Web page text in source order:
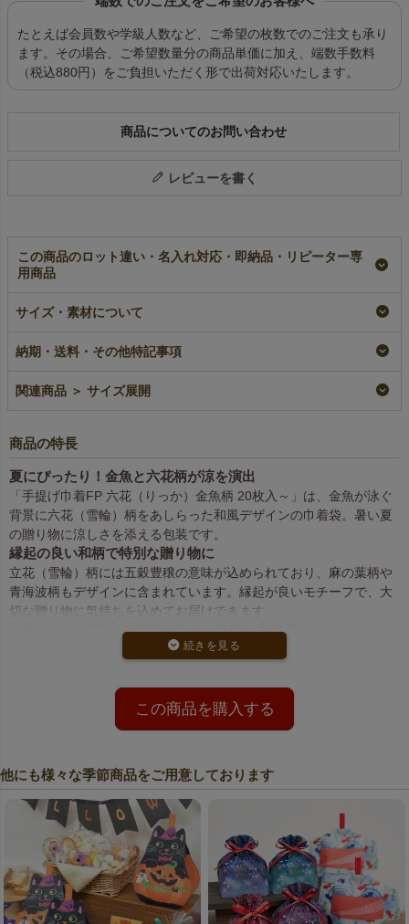
たとえば会員数や学級人数など、ご希望の枚数でのご注文も承り
ます。その場合、ご希望数量分の商品単価に加え、端数手数料
（税込880円）をご負担いただく形で出荷対応いたします。
商品についてのお問い合わせ
レビューを書く
この商品のロット違い・名入れ対応・即納品・リピーター専
用商品
金魚｜不織布ラッピン
グ袋｜20枚入
即納品
布ラッピング袋｜20枚
入～
サイズ・素材について
納期・送料・その他特記事項
関連商品 ＞ サイズ展開
商品の特長
夏にぴったり！金魚と六花柄が涼を演出
「手提げ巾着FP 六花（りっか）金魚柄 20枚入～」は、金魚が泳ぐ
背景に六花（雪輪）柄をあしらった和風デザインの巾着袋。暑い夏
の贈り物に涼しさを添える包装です。
縁起の良い和柄で特別な贈り物に
立花（雪輪）柄には五穀豊穣の意味が込められており、麻の葉柄や
青海波柄もデザインに含まれています。縁起が良いモチーフで、大
切な贈り物に気持ちを込めてお届けできます。
手提げタイプで持ち運びやすく、意外な大容量
持ち手付きで持ち運びが便利。米菓や和菓子の詰め合わせなど、案
小ロット・大口販売対応でお得に購入可能
20枚単位からご注文可能。さらに400枚単位の大口注文は5%オフで
お得に仕入れいただけます。
この商品を購入する
他にも様々な季節商品をご用意しております